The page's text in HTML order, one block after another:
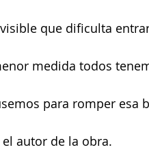
que dificulta
medida todos
para romper esa
autor de la obra.